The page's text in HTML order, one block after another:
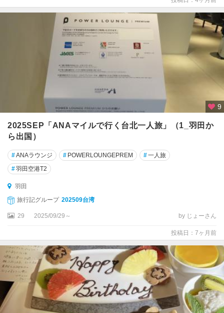
9
2025SEP「ANAマイルで行く台北一人旅」（1_羽田か
ら出国）
#ANAラウンジ # POWERLOUNGEPREM #一人旅
#羽田空港T2
羽田
旅行記グループ 202509台湾
29 2025/09/29～ by じょーさん
投稿日：7ヶ月前